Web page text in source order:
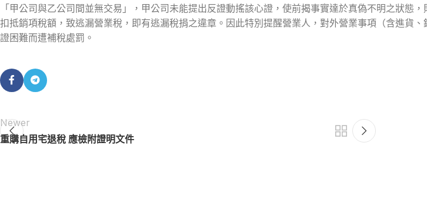
「甲公司與乙公司間並無交易」，甲公司未能提出反證動搖該心證，使前揭事實達於真偽不明之狀態
扣抵銷項稅額，致逃漏營業稅，即有逃漏稅捐之違章。因此特別提醒營業人，對外營業事項（含進貨
證困難而遭補稅處罰。
Newer
重購自用宅退稅 應檢附證明文件